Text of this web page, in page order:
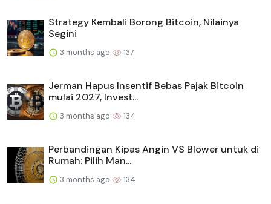
Strategy Kembali Borong Bitcoin, Nilainya
Segini
3 months ago 137
Jerman Hapus Insentif Bebas Pajak Bitcoin
mulai 2027, Invest...
3 months ago 134
Perbandingan Kipas Angin VS Blower untuk di
Rumah: Pilih Man...
3 months ago 134